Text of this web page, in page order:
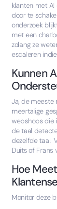
klanten met
door te
onderzoek
met een
zolang ze
escaleren
Kunnen
Ja, de meeste
meertalige
webshops die
de taal
dezelfde taal.
Duits of Frans
Hoe
Monitor deze